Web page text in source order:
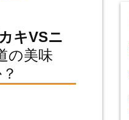
キVSニ
の美味